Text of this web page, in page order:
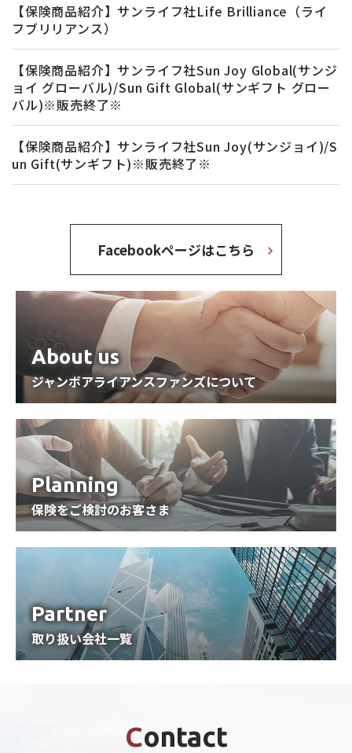
【保険商品紹介】サンライフ社Life Brilliance（ライ
フブリリアンス）
【保険商品紹介】サンライフ社Sun Joy Global(サンジ
ョイ グローバル)/Sun Gift Global(サンギフト グロー
バル)※販売終了※
【保険商品紹介】サンライフ社Sun Joy(サンジョイ)/S
un Gift(サンギフト)※販売終了※
Facebookページはこちら
About us
ジャンボアライアンスファンズについて
Planning
保険をご検討のお客さま
Partner
取り扱い会社一覧
Contact